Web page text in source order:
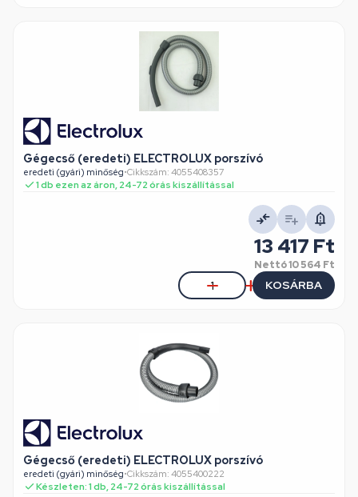
Gégecső (eredeti) ELECTROLUX porszívó
eredeti (gyári) minőség•Cikkszám: 4055408357
1 db ezen az áron, 24-72 órás kiszállítással
13 417 Ft
Nettó10 564 Ft
KOSÁRBA
Gégecső (eredeti) ELECTROLUX porszívó
eredeti (gyári) minőség•Cikkszám: 4055400222
Készleten: 1 db, 24-72 órás kiszállítással